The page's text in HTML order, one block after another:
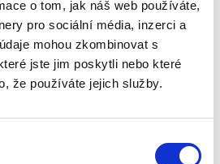
o tom, jak náš web používáte,
pro sociální média, inzerci a
mohou zkombinovat s
jste jim poskytli nebo které
že používáte jejich služby.
ve snaze objasnit
Základní triáda
realizovatelnosti